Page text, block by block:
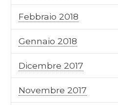
Febbraio 2018
Gennaio 2018
Dicembre 2017
Novembre 2017